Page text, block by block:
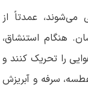
عمدتاً از
هنگام استنشاق،
را تحریک کنند و
سرفه و آبریزش